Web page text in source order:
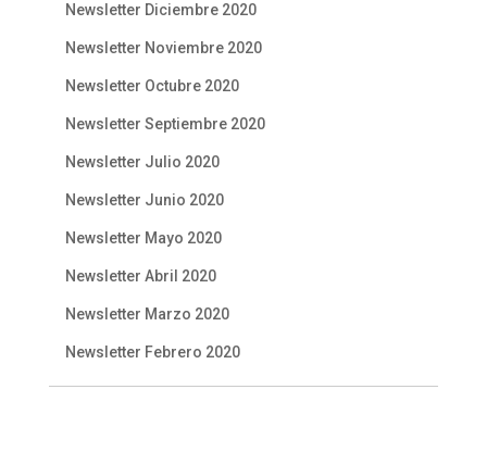
Newsletter Diciembre 2020
Newsletter Noviembre 2020
Newsletter Octubre 2020
Newsletter Septiembre 2020
Newsletter Julio 2020
Newsletter Junio 2020
Newsletter Mayo 2020
Newsletter Abril 2020
Newsletter Marzo 2020
Newsletter Febrero 2020